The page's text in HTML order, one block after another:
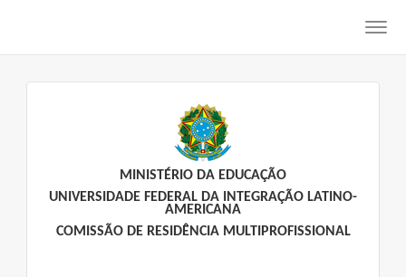
MINISTÉRIO DA EDUCAÇÃO
UNIVERSIDADE FEDERAL DA INTEGRAÇÃO LATINO-
AMERICANA
COMISSÃO DE RESIDÊNCIA MULTIPROFISSIONAL